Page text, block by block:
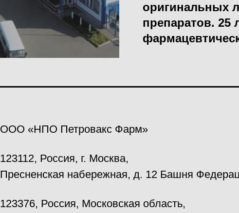
оригинальных
препаратов. 25
ООО «НПО Петровакс Фарм»
123112, Россия, г. Москва,
Пресненская набережная, д. 12 Башня
123376, Россия, Московская область,